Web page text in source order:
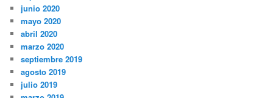
junio 2020
mayo 2020
abril 2020
marzo 2020
septiembre 2019
agosto 2019
julio 2019